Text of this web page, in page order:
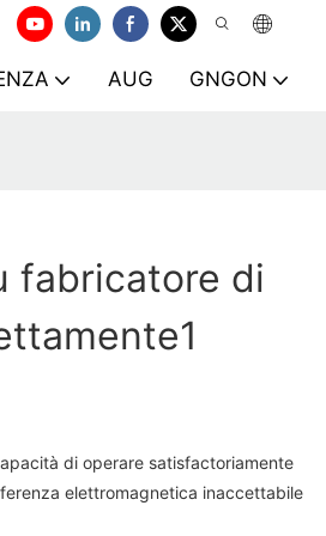
AUG GNGON
fabricatore di
di operare satisfactoriamente
elettromagnetica inaccettabile